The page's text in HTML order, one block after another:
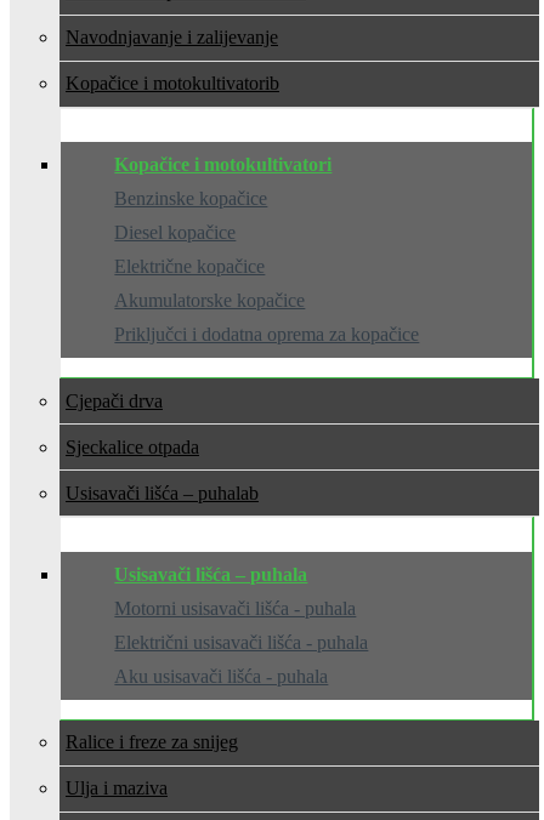
Navodnjavanje i zalijevanje
Kopačice i motokultivatori
Kopačice i motokultivatori
Benzinske kopačice
Diesel kopačice
Električne kopačice
Akumulatorske kopačice
Priključci i dodatna oprema za kopačice
Cjepači drva
Sjeckalice otpada
Usisavači lišća – puhala
Usisavači lišća – puhala
Motorni usisavači lišća - puhala
Električni usisavači lišća - puhala
Aku usisavači lišća - puhala
Ralice i freze za snijeg
Ulja i maziva